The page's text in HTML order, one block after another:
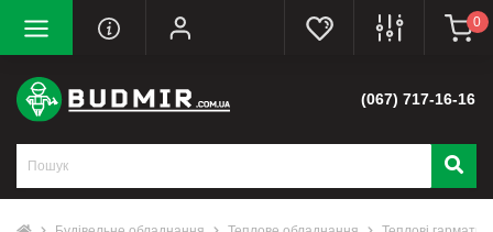
0
(067) 717-16-16